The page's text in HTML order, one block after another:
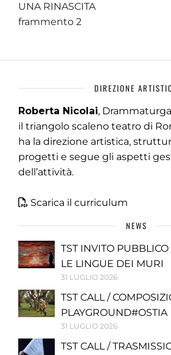
UNA RINASCITA
frammento 2
DIREZIONE
Roberta Nicolai,
il triangolo scaleno teatro di
ha la direzione artistica,
progetti e segue gli aspetti
dell’attività.
Scarica il curriculum
NEWS
TST INVITO
LE LINGUE DEI MURI
31 LUGLIO 2026
TST CALL /
PLAYGROUND#OSTIA
31 LUGLIO 2026
TST CALL /